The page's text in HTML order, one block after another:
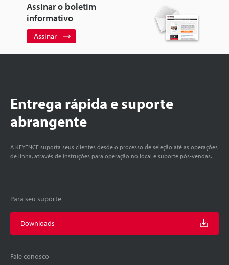
Assinar o boletim
informativo
Assinar
Entrega rápida e suporte
abrangente
A KEYENCE suporta seus clientes desde o processo de seleção até as operações
de linha, através de instruções para operação no local e suporte pós-vendas.
Para seu suporte
Downloads
Fale conosco